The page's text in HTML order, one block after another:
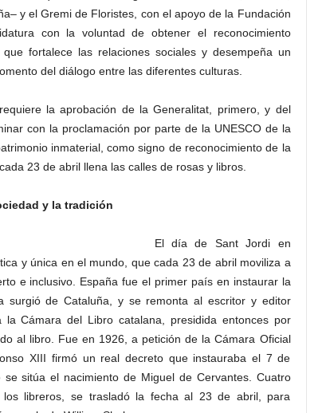
y el Gremi de Floristes, con el apoyo de la Fundación
con la voluntad de obtener el reconocimiento
fortalece las relaciones sociales y desempeña un
del diálogo entre las diferentes culturas.
la aprobación de la Generalitat, primero, y del
con la proclamación por parte de la UNESCO de la
inmaterial, como signo de reconocimiento de la
23 de abril llena las calles de rosas y libros.
y la tradición
El día de Sant Jordi en
y única en el mundo, que cada 23 de abril moviliza a
e inclusivo. España fue el primer país en instaurar la
surgió de Cataluña, y se remonta al escritor y editor
la Cámara del Libro catalana, presidida entonces por
al libro. Fue en 1926, a petición de la Cámara Oficial
XIII firmó un real decreto que instauraba el 7 de
sitúa el nacimiento de Miguel de Cervantes. Cuatro
libreros, se trasladó la fecha al 23 de abril, para